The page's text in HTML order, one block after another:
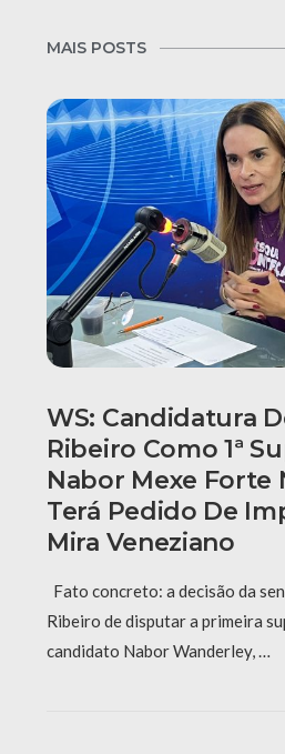
MAIS POSTS
WS: Candidatura
Ribeiro Como 1ª
Nabor Mexe Forte
Terá Pedido De
Mira Veneziano
Fato concreto: a decisão da
Ribeiro de disputar a primeira
candidato Nabor Wanderley, …